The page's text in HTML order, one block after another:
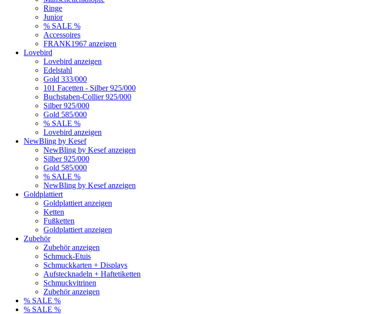
Ringe
Junior
% SALE %
Accessoires
FRANK1967 anzeigen
Lovebird
Lovebird anzeigen
Edelstahl
Gold 333/000
101 Facetten - Silber 925/000
Buchstaben-Collier 925/000
Silber 925/000
Gold 585/000
% SALE %
Lovebird anzeigen
NewBling by Kesef
NewBling by Kesef anzeigen
Silber 925/000
Gold 585/000
% SALE %
NewBling by Kesef anzeigen
Goldplattiert
Goldplattiert anzeigen
Ketten
Fußketten
Goldplattiert anzeigen
Zubehör
Zubehör anzeigen
Schmuck-Etuis
Schmuckkarten + Displays
Aufstecknadeln + Haftetiketten
Schmuckvitrinen
Zubehör anzeigen
% SALE %
% SALE %